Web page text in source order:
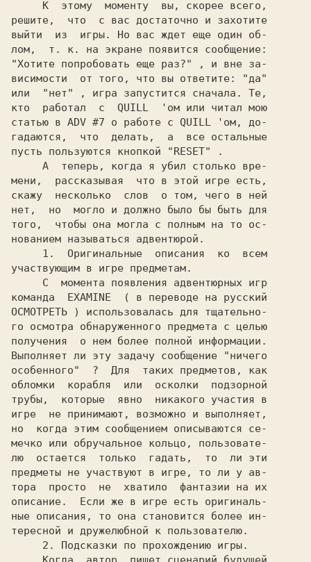
решите,  что  с вас достаточно и захотите
выйти  из  игры. Но вас ждет еще один об-
"Хотите попробовать еще раз?"
, и вне за-
висимости  от того, что вы ответите:
или
"нет"
, игра запустится сначала. Те,
кто  работал  с QUILL
'ом или читал мою
статью в ADV #7 о работе с QUILL
'ом, до-
гадаются,  что  делать,  а  все остальные
пусть пользуются кнопкой
"RESET"
.
мени,  рассказывая  что в этой игре есть,
скажу  несколько  слов  о том, чего в ней
нет,  но  могло и должно было бы быть для
того,  чтобы она могла с полным на то ос-
нованием называться адвентюрой.
1. Оригинальные  описания  ко  всем
участвующим в игре предметам.
команда EXAMINE
( в переводе на русский
ОСМОТРЕТЬ ) использовалась для тщательно-
го осмотра обнаруженного предмета с целью
получения  о нем более полной информации.
Выполняет ли эту задачу сообщение
"ничего
особенного" ?  Для  таких предметов, как
обломки  корабля  или  осколки  подзорной
трубы,  которые  явно  никакого участия в
игре  не принимают, возможно и выполняет,
но  когда этим сообщением описываются се-
мечко или обручальное кольцо, пользовате-
лю  остается  только  гадать,  то  ли эти
предметы не участвуют в игре, то ли у ав-
тора  просто  не  хватило  фантазии на их
описание.  Если же в игре есть оригиналь-
ные описания, то она становится более ин-
тересной и дружелюбной к пользователю.
2. Подсказки по прохождению игры.